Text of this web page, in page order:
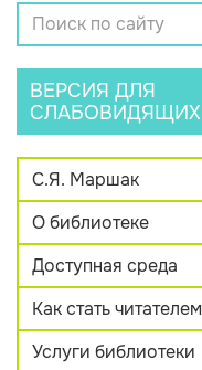
ВЕРСИЯ ДЛЯ
СЛАБОВИДЯЩИХ
С.Я. Маршак
О библиотеке
Доступная среда
Как стать читателем
Услуги библиотеки